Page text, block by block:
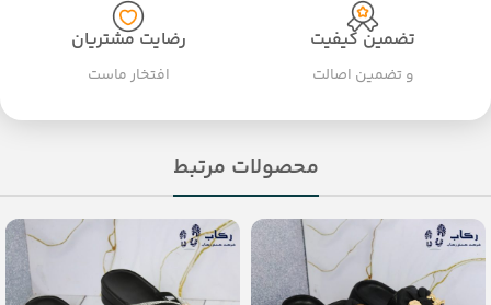
تضمین کیفیت
و تضمین اصالت
رضایت مشتریان
افتخار ماست
محصولات مرتبط